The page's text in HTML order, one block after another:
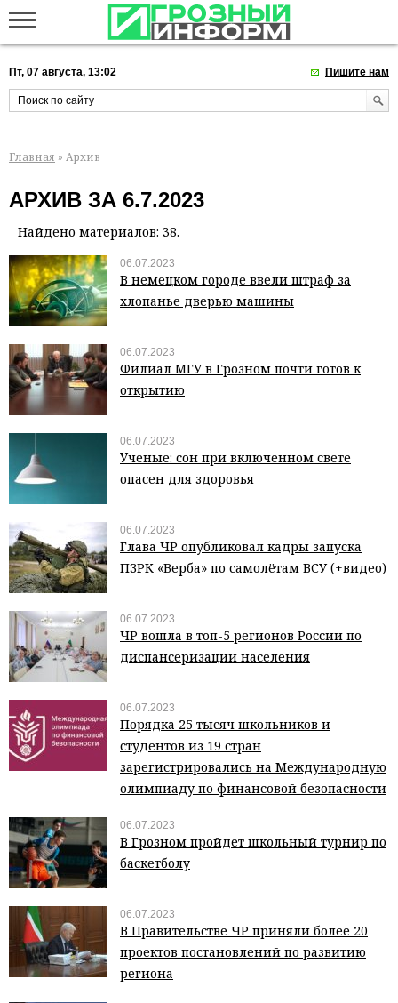
Пт, 07 августа, 13:02 Пишите нам
Главная » Архив
АРХИВ ЗА 6.7.2023
Найдено материалов: 38.
06.07.2023
В немецком городе ввели штраф за
хлопанье дверью машины
06.07.2023
Филиал МГУ в Грозном почти готов к
открытию
06.07.2023
Ученые: сон при включенном свете
опасен для здоровья
06.07.2023
Глава ЧР опубликовал кадры запуска
ПЗРК «Верба» по самолётам ВСУ (+видео)
06.07.2023
ЧР вошла в топ-5 регионов России по
диспансеризации населения
06.07.2023
Порядка 25 тысяч школьников и
студентов из 19 стран
зарегистрировались на Международную
олимпиаду по финансовой безопасности
06.07.2023
В Грозном пройдет школьный турнир по
баскетболу
06.07.2023
В Правительстве ЧР приняли более 20
проектов постановлений по развитию
региона